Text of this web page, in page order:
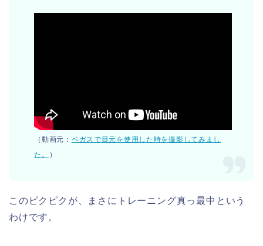
（動画元： ベガスで目元を使用した時を撮影してみまし
た。
）
このピクピクが、まさにトレーニング真っ最中という
わけです。